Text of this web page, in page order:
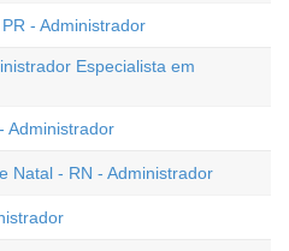
- Administrador
Especialista em
Administrador
Natal - RN - Administrador